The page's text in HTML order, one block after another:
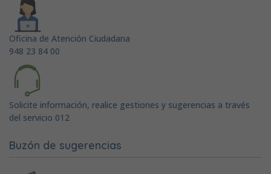
Oficina de Atención Ciudadana
948 23 84 00
Solicite información, realice gestiones y sugerencias a través
del servicio 012
Buzón de sugerencias